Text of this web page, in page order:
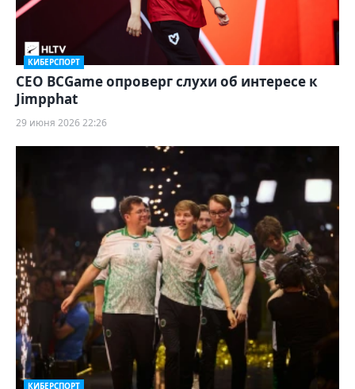
КИБЕРСПОРТ
CEO BCGame опроверг слухи об интересе к
Jimpphat
29 июня 2026 22:26
КИБЕРСПОРТ